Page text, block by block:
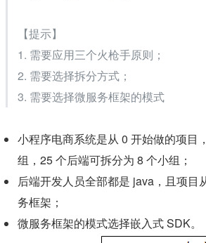
【提示】
1. 需要应用三个火枪手原则；
2. 需要选择拆分方式；
3. 需要选择微服务框架的模式
小程序电商系统是从 0 开始做的项目
组，25 个后端可拆分为 8 个小组；
后端开发人员全部都是 java，且项
务框架；
微服务框架的模式选择嵌入式 SDK。